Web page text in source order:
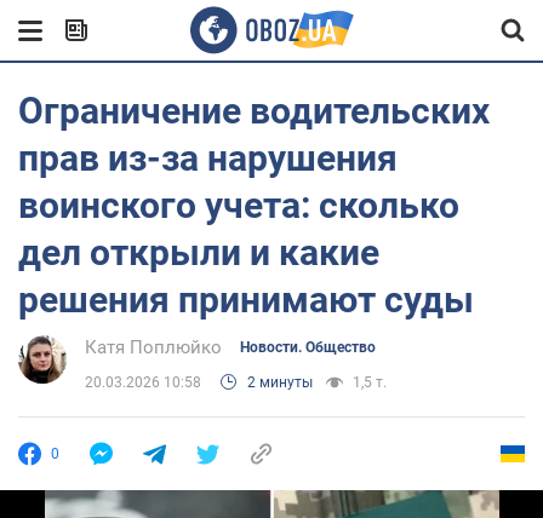
Ограничение водительских
прав из-за нарушения
воинского учета: сколько
дел открыли и какие
решения принимают суды
Катя Поплюйко Новости. Общество
20.03.2026 10:58 2 минуты 1,5 т.
0